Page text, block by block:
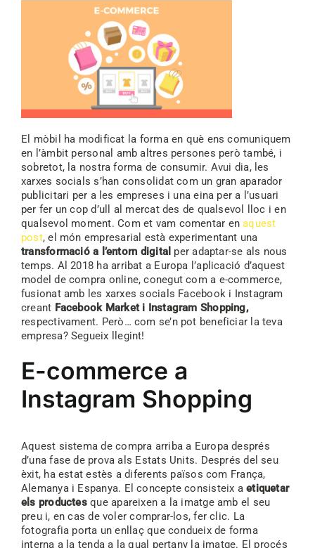
El mòbil ha modificat la forma en què ens comuniquem
en l’àmbit personal amb altres persones però també, i
sobretot, la nostra forma de consumir. Avui dia, les
xarxes socials s’han consolidat com un gran aparador
publicitari per a les empreses i una eina per a l’usuari
per fer un cop d’ull al mercat des de qualsevol lloc i en
qualsevol moment. Com et vam comentar enaquest
post, el món empresarial està experimentant una
transformació a l’entorn digital per adaptar-se als nous
temps. Al 2018 ha arribat a Europa l’aplicació d’aquest
model de compra online, conegut com a e-commerce,
fusionat amb les xarxes socials Facebook i Instagram
creant Facebook Market i Instagram Shopping,
respectivament. Però… com se’n pot beneficiar la teva
empresa? Segueix llegint!
E-commerce a
Instagram Shopping
Aquest sistema de compra arriba a Europa després
d’una fase de prova als Estats Units. Després del seu
èxit, ha estat estès a diferents països com França,
Alemanya i Espanya. El concepte consisteix aetiquetar
els productesque apareixen a la imatge amb el seu
preu i, en cas de voler comprar-los, fer clic. La
fotografia porta un enllaç que condueix de forma
interna a la tenda a la qual pertany la imatge. El procés